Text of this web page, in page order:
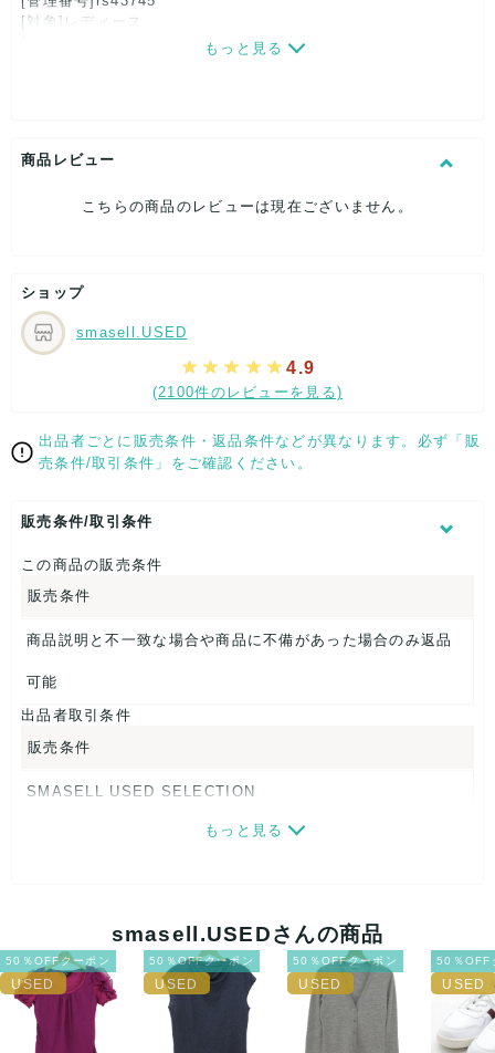
[対象]レディース
総丈：約110cm
着丈：約42cm
股下：約34cm
こちらは未使用のお品となります。
保管に伴う多少のダメージはご了承下さいませ。
総丈：約110cm
着丈：約42cm
日本
素材タグを撮影しておりますので、ご確認下さいませ。
【 商品札 】
もっと見る
商品レビュー
こちらの商品のレビューは現在ございません。
ショップ
smasell.USED
4.9
(2100件のレビューを見る)
出品者ごとに販売条件・返品条件などが異なります。必ず「販
売条件/取引条件」をご確認ください。
販売条件/取引条件
この商品の販売条件
販売条件
商品説明と不一致な場合や商品に不備があった場合のみ返品
可能
出品者取引条件
販売条件
SMASELL USED SELECTION
画像ダウンロードなので、転売にも最適♪
ネコポスの場合は日時指定ができませんので、ご了承下さい
ませ。
USED品に関しましては、見る方によって状態の価値観が異な
もっと見る
smasell.USEDさんの商品
50％OFFクーポン 50％OFFクーポン 50％OFFクーポン 50％OFF